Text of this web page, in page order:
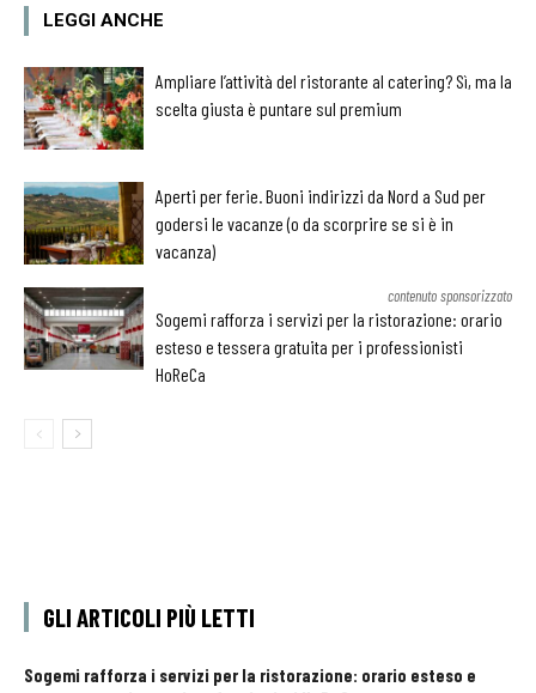
LEGGI ANCHE
Ampliare l’attività del ristorante al catering? Sì, ma la
scelta giusta è puntare sul premium
Aperti per ferie. Buoni indirizzi da Nord a Sud per
godersi le vacanze (o da scorprire se si è in
vacanza)
contenuto sponsorizzato
Sogemi rafforza i servizi per la ristorazione: orario
esteso e tessera gratuita per i professionisti
HoReCa
GLI ARTICOLI PIÙ LETTI
Sogemi rafforza i servizi per la ristorazione: orario esteso e